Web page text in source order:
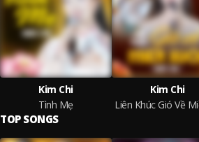
Kim Chi
Tình Mẹ
Kim Chi
TOP SONGS